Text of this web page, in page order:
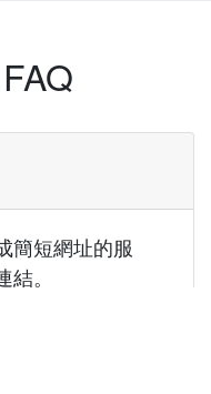
簡短網址的服
。